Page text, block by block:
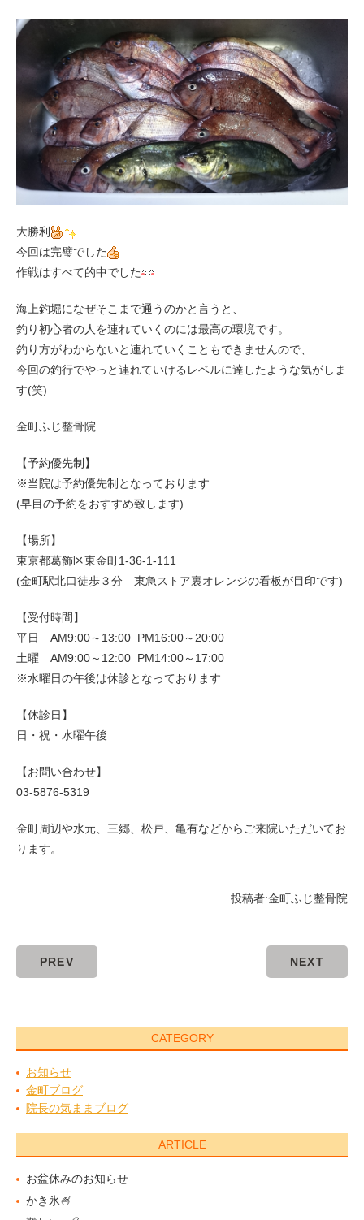
大勝利
今回は完璧でした
作戦はすべて的中でした
海上釣堀になぜそこまで通うのかと言うと、
釣り初心者の人を連れていくのには最高の環境です。
釣り方がわからないと連れていくこともできませんので、
今回の釣行でやっと連れていけるレベルに達したような気がしま
す(笑)
金町ふじ整骨院
【予約優先制】
※当院は予約優先制となっております
(早目の予約をおすすめ致します)
【場所】
東京都葛飾区東金町1-36-1-111
(金町駅北口徒歩３分 東急ストア裏オレンジの看板が目印です)
【受付時間】
平日 AM9:00～13:00 PM16:00～20:00
土曜 AM9:00～12:00 PM14:00～17:00
※水曜日の午後は休診となっております
【休診日】
日・祝・水曜午後
【お問い合わせ】
03-5876-5319
金町周辺や水元、三郷、松戸、亀有などからご来院いただいてお
ります。
投稿者:金町ふじ整骨院
PREV NEXT
CATEGORY
お知らせ
金町ブログ
院長の気ままブログ
ARTICLE
お盆休みのお知らせ
かき氷🍧